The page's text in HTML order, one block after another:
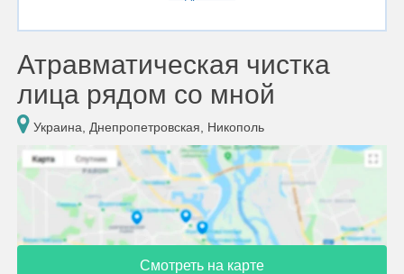
Атравматическая чистка
лица рядом со мной
Украина, Днепропетровская, Никополь
Смотреть на карте